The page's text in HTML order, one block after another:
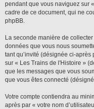
pendant que vous naviguez sur
cadre de ce document, qui ne
phpBB.
La seconde manière de
données que vous nous
tant qu’invité (désignée ci-après
sur « Les Trains de l'Histoire »
que les messages que vous
que vous êtes connecté
Votre compte contiendra au
après par « votre nom